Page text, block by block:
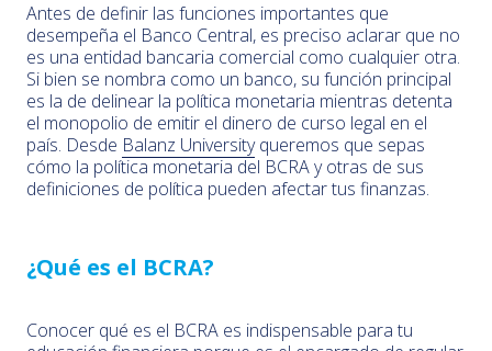
Antes de definir las funciones importantes que
desempeña el Banco Central, es preciso aclarar que no
es una entidad bancaria comercial como cualquier otra.
Si bien se nombra como un banco, su función principal
es la de delinear la política monetaria mientras detenta
el monopolio de emitir el dinero de curso legal en el
país. Desde Balanz Universityqueremos que sepas
cómo la política monetaria del BCRA y otras de sus
definiciones de política pueden afectar tus finanzas.
¿Qué es el BCRA?
Conocer qué es el BCRA es indispensable para tu